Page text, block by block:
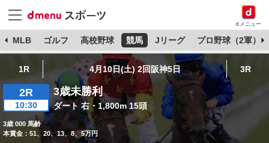
dメニュー
MLB ゴルフ 高校野球 競馬 Jリーグ プロ野球（2軍）
1R 4月10日(土) 2回阪神5日 3R
2R
10:30
3歳未勝利
ダート 右・1,800m 15頭
3歳 000 馬齢
本賞金：51、20、13、8、5万円